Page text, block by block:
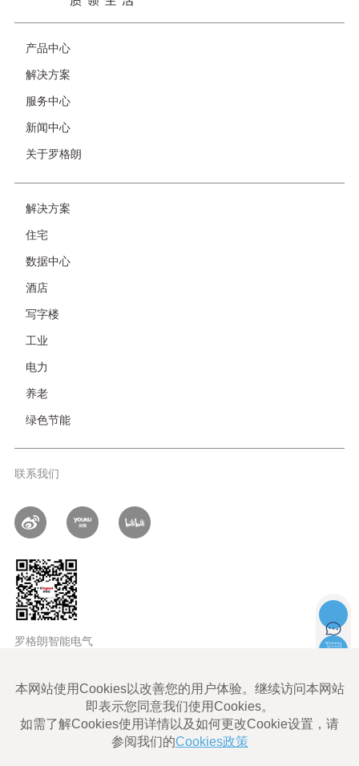
页产品中心
解决方案
服务中心
新闻中心
关于罗格朗
友
链
接-
非
首
页
解决方案
住宅
数据中心
酒店
写字楼
工业
电力
养老
绿色节能
联系我们
罗格朗智能电气
LEGRAND ALL rights reserved |Legrand Cybersecurity
使用条款 Legrand Eliot使用条款 数据隐私政策 网站地图